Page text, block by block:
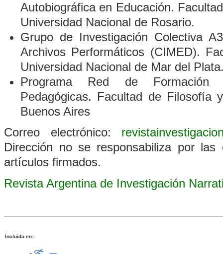
Autobiográfica en Educación.
Universidad Nacional de Rosario.
Grupo de Investigación Colectiva
Archivos Performáticos (CIMED).
Universidad Nacional de Mar del
Programa Red de Formación
Pedagógicas. Facultad de Filosofía
Buenos Aires
Correo electrónico:
Dirección no se responsabiliza por las
artículos firmados.
Revista Argentina de Investigación
Incluida en: